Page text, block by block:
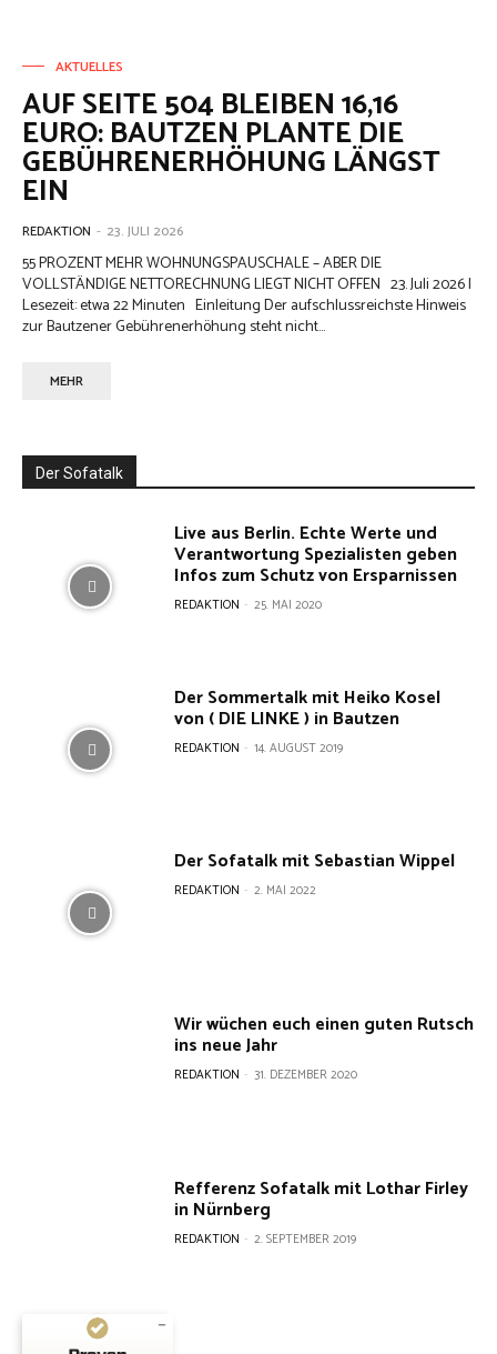
AKTUELLES
AUF SEITE 504 BLEIBEN 16,16
EURO: BAUTZEN PLANTE DIE
GEBÜHRENERHÖHUNG LÄNGST
EIN
REDAKTION - 23. JULI 2026
55 PROZENT MEHR WOHNUNGSPAUSCHALE – ABER DIE
VOLLSTÄNDIGE NETTORECHNUNG LIEGT NICHT OFFEN 23. Juli 2026 |
Lesezeit: etwa 22 Minuten Einleitung Der aufschlussreichste Hinweis
zur Bautzener Gebührenerhöhung steht nicht...
MEHR
Der Sofatalk
Live aus Berlin. Echte Werte und
Verantwortung Spezialisten geben
Infos zum Schutz von Ersparnissen
REDAKTION - 25. MAI 2020
Der Sommertalk mit Heiko Kosel
von ( DIE LINKE ) in Bautzen
REDAKTION - 14. AUGUST 2019
Der Sofatalk mit Sebastian Wippel
REDAKTION - 2. MAI 2022
Wir wüchen euch einen guten Rutsch
ins neue Jahr
REDAKTION - 31. DEZEMBER 2020
Refferenz Sofatalk mit Lothar Firley
in Nürnberg
REDAKTION - 2. SEPTEMBER 2019